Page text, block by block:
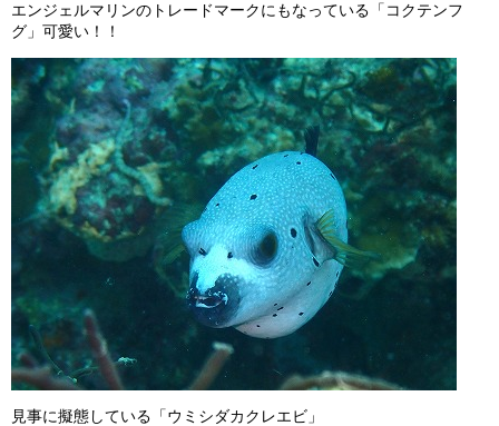
エンジェルマリンのトレードマークにもなっている「コクテンフ
グ」可愛い！！
見事に擬態している「ウミシダカクレエビ」